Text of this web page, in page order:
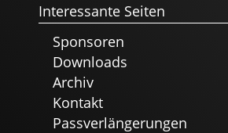
Interessante Seiten
Sponsoren
Downloads
Archiv
Kontakt
Passverlängerungen